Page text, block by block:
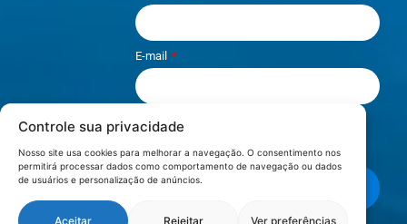
Controle sua privacidade
Nosso site usa cookies para melhorar a navegação. O consentimento nos
permitirá processar dados como comportamento de navegação ou dados
de usuários e personalização de anúncios.
Aceitar Rejeitar Ver preferências
E-mail
Li e aceito os termos de
Privacidade.